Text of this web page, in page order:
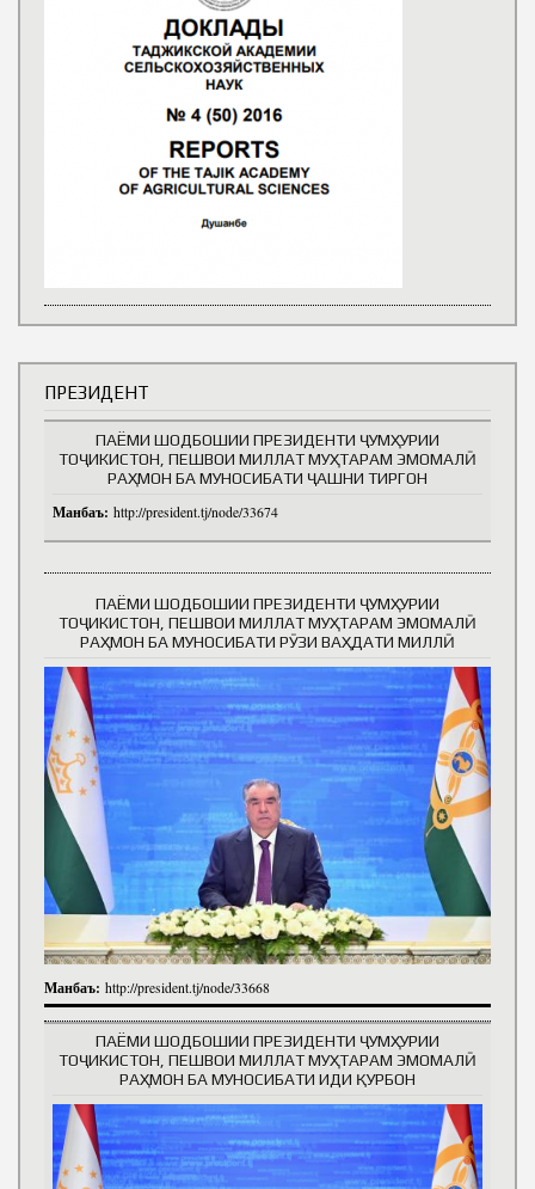
ПРЕЗИДЕНТ
ПАЁМИ ШОДБОШИИ ПРЕЗИДЕНТИ ҶУМҲУРИИ
ТОҶИКИСТОН, ПЕШВОИ МИЛЛАТ МУҲТАРАМ ЭМОМАЛӢ
РАҲМОН БА МУНОСИБАТИ ҶАШНИ ТИРГОН
Манбаъ: http://president.tj/node/33674
ПАЁМИ ШОДБОШИИ ПРЕЗИДЕНТИ ҶУМҲУРИИ
ТОҶИКИСТОН, ПЕШВОИ МИЛЛАТ МУҲТАРАМ ЭМОМАЛӢ
РАҲМОН БА МУНОСИБАТИ РӮЗИ ВАҲДАТИ МИЛЛӢ
Манбаъ: http://president.tj/node/33668
ПАЁМИ ШОДБОШИИ ПРЕЗИДЕНТИ ҶУМҲУРИИ
ТОҶИКИСТОН, ПЕШВОИ МИЛЛАТ МУҲТАРАМ ЭМОМАЛӢ
РАҲМОН БА МУНОСИБАТИ ИДИ ҚУРБОН